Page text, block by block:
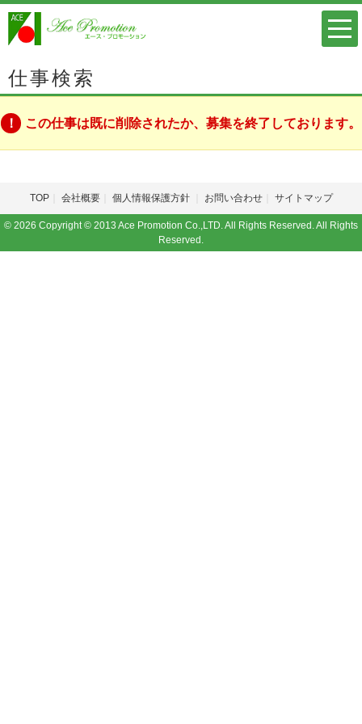
仕事検索
この仕事は既に削除されたか、募集を終了しております。
TOP 会社概要 個人情報保護方針 お問い合わせ サイトマップ
© 2026 Copyright © 2013 Ace Promotion Co.,LTD. All Rights Reserved. All Rights
Reserved.